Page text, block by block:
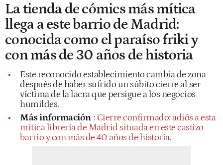
La tienda de cómics más mítica
llega a este barrio de Madrid:
conocida como el paraíso friki y
con más de 30 años de historia
Este reconocido establecimiento cambia de zona
después de haber sufrido un súbito cierre al ser
víctima de la lacra que persigue a los negocios
humildes.
Más información : Cierre confirmado: adiós a esta
mítica librería de Madrid situada en este castizo
barrio y con más de 40 años de historia.